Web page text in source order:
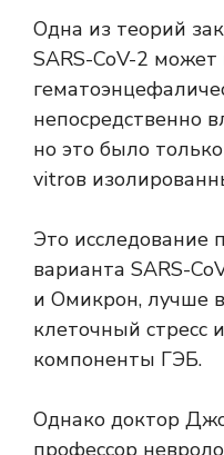
Одна из теорий
SARS-CoV-2 может
непосредственно
но это было только
vitroв
Это исследование
варианта SARS-
и Омикрон, лучше
клеточный стресс
компоненты ГЭБ.
Однако доктор
профессор